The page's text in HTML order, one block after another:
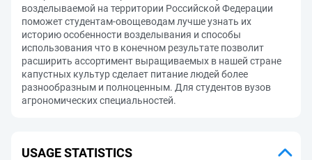
возделываемой на территории Российской Федерации
поможет студентам-овощеводам лучше узнать их
историю особенности возделывания и способы
использования что в конечном результате позволит
расширить ассортимент выращиваемых в нашей стране
капустных культур сделает питание людей более
разнообразным и полноценным. Для студентов вузов
агрономических специальностей.
USAGE STATISTICS